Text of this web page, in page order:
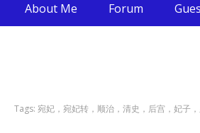
About Me Forum
Tags: 宛妃，宛妃转，顺治，清史，后宫，妃子